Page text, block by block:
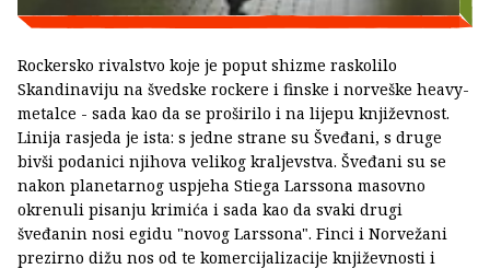
Rockersko rivalstvo koje je poput shizme raskolilo
Skandinaviju na švedske rockere i finske i norveške heavy-
metalce - sada kao da se proširilo i na lijepu književnost.
Linija rasjeda je ista: s jedne strane su Šveđani, s druge
bivši podanici njihova velikog kraljevstva. Šveđani su se
nakon planetarnog uspjeha Stiega Larssona masovno
okrenuli pisanju krimića i sada kao da svaki drugi
šveđanin nosi egidu "novog Larssona". Finci i Norvežani
prezirno dižu nos od te komercijalizacije književnosti i